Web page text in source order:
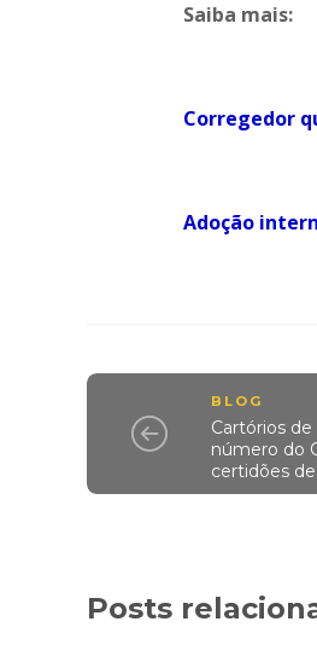
Saiba mais:
Corregedor
Adoção
BLOG
Cartórios
número do
certidões
Posts